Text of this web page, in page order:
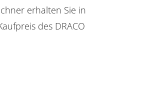
erhalten Sie in
des DRACO